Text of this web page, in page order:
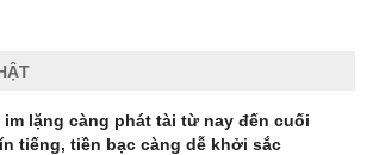
lặng càng phát tài từ nay đến cuối
tiếng, tiền bạc càng dễ khởi sắc